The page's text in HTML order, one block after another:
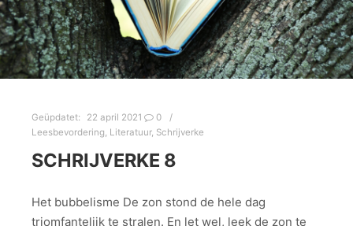
Geüpdatet: 22 april 2021
0
Leesbevordering Literatuur, Schrijverke
SCHRIJVERKE 8
Het bubbelisme De zon stond de hele dag
triomfantelijk te stralen. En let wel, leek de zon te